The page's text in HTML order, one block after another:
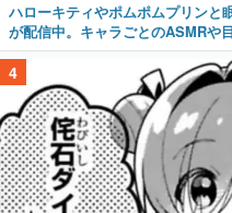
ハローキティやポムポムプリンと
が配信中。キャラごとのASMRや
4